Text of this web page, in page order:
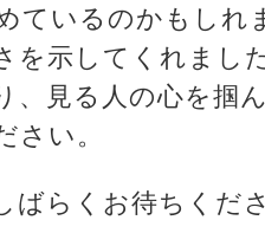
ているのかもしれ
を示してくれまし
、見る人の心を掴
さい。
ばらくお待ちくだ